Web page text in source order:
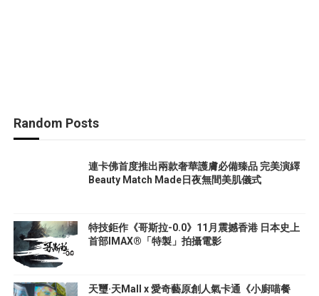
Random Posts
連卡佛首度推出兩款奢華護膚必備臻品 完美演繹
Beauty Match Made日夜無間美肌儀式
特技鉅作《哥斯拉-0.0》11月震撼香港 日本史上
首部IMAX®「特製」拍攝電影
天璽·天Mall x 愛奇藝原創人氣卡通《小廚喵餐